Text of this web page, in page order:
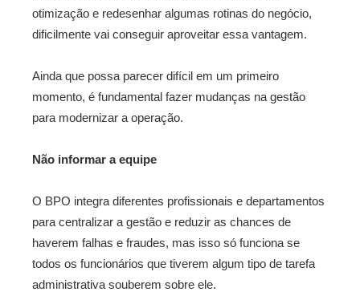
otimização e redesenhar algumas rotinas do negócio,
dificilmente vai conseguir aproveitar essa vantagem.
Ainda que possa parecer difícil em um primeiro
momento, é fundamental fazer mudanças na gestão
para modernizar a operação.
Não informar a equipe
O BPO integra diferentes profissionais e departamentos
para centralizar a gestão e reduzir as chances de
haverem falhas e fraudes, mas isso só funciona se
todos os funcionários que tiverem algum tipo de tarefa
administrativa souberem sobre ele.